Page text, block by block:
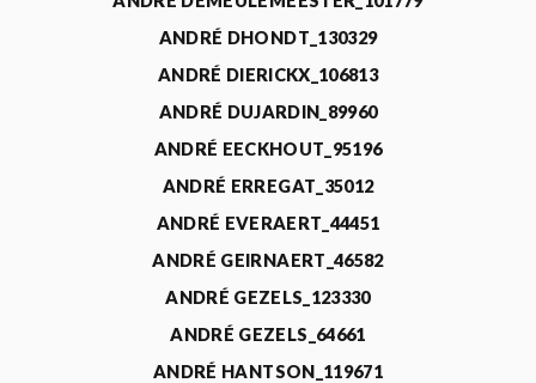
ANDRÉ DHONDT_130329
ANDRÉ DIERICKX_106813
ANDRÉ DUJARDIN_89960
ANDRÉ EECKHOUT_95196
ANDRÉ ERREGAT_35012
ANDRÉ EVERAERT_44451
ANDRÉ GEIRNAERT_46582
ANDRÉ GEZELS_123330
ANDRÉ GEZELS_64661
ANDRÉ HANTSON_119671